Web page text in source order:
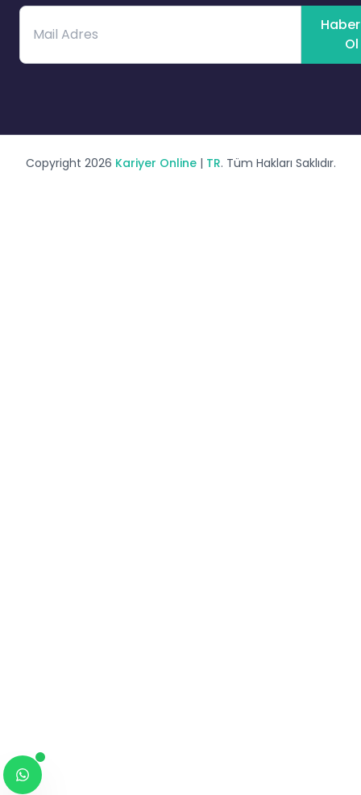
Ol
Copyright 2026 Kariyer Online| TR. Tüm Hakları Saklıdır.